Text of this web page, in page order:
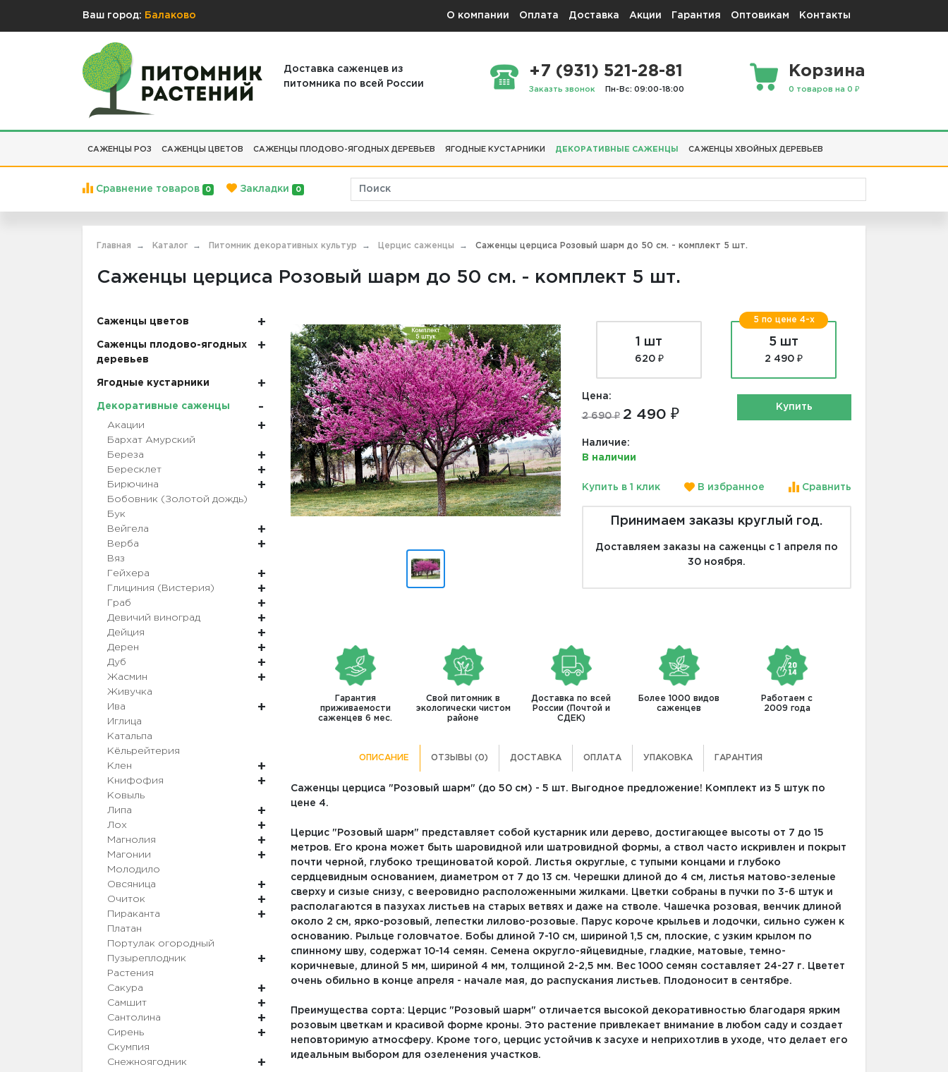
Ваш город: Балаково О компании Оплата Доставка Акции Гарантия Оптовикам Контакты
Доставка саженцев из
питомника по всей России
+7 (931) 521-28-81
Заказть звонок Пн-Вс: 09:00-18:00
Корзина
0 товаров на 0 ₽
САЖЕНЦЫ РОЗ САЖЕНЦЫ ЦВЕТОВ САЖЕНЦЫ ПЛОДОВО-ЯГОДНЫХ ДЕРЕВЬЕВ ЯГОДНЫЕ КУСТАРНИКИ ДЕКОРАТИВНЫЕ САЖЕНЦЫ САЖЕНЦЫ ХВОЙНЫХ ДЕРЕВЬЕВ
Сравнение товаров 0 Закладки 0
Главная Каталог Питомник декоративных культур Церцис саженцы Саженцы церциса Розовый шарм до 50 см. - комплект 5 шт.
Саженцы церциса Розовый шарм до 50 см. - комплект 5 шт.
Саженцы цветов
Саженцы плодово-ягодных
деревьев
Ягодные кустарники
Декоративные саженцы
Акации
Бархат Амурский
Береза
Бересклет
Бирючина
Бобовник (Золотой дождь)
Бук
Вейгела
Верба
Вяз
Гейхера
Глициния (Вистерия)
Граб
Девичий виноград
Дейция
Дерен
Дуб
Жасмин
Живучка
Ива
Иглица
Катальпа
Кёльрейтерия
Клен
Книфофия
Ковыль
Липа
Лох
Магнолия
Магонии
Молодило
Овсяница
Очиток
Пираканта
Платан
Портулак огородный
Пузыреплодник
Растения
Сакура
Самшит
Сантолина
Сирень
Скумпия
Снежноягодник
1 шт
620 ₽
5 по цене 4-х
5 шт
2 490 ₽
Цена:
2 690 ₽ 2 490 ₽
Наличие:
В наличии
Купить
Купить в 1 клик В избранное Сравнить
Принимаем заказы круглый год.
Доставляем заказы на саженцы с 1 апреля по
30 ноября.
Гарантия
приживаемости
саженцев 6 мес.
Свой питомник в
экологически чистом
районе
Доставка по всей
России (Почтой и
СДЕК)
Более 1000 видов
саженцев
Работаем с
2009 года
ОПИСАНИЕ ОТЗЫВЫ (0) ДОСТАВКА ОПЛАТА УПАКОВКА ГАРАНТИЯ
Саженцы церциса "Розовый шарм" (до 50 см) - 5 шт. Выгодное предложение! Комплект из 5 штук по
цене 4.
Церцис "Розовый шарм" представляет собой кустарник или дерево, достигающее высоты от 7 до 15
метров. Его крона может быть шаровидной или шатровидной формы, а ствол часто искривлен и покрыт
почти черной, глубоко трещиноватой корой. Листья округлые, с тупыми концами и глубоко
сердцевидным основанием, диаметром от 7 до 13 см. Черешки длиной до 4 см, листья матово-зеленые
сверху и сизые снизу, с вееровидно расположенными жилками. Цветки собраны в пучки по 3-6 штук и
располагаются в пазухах листьев на старых ветвях и даже на стволе. Чашечка розовая, венчик длиной
около 2 см, ярко-розовый, лепестки лилово-розовые. Парус короче крыльев и лодочки, сильно сужен к
основанию. Рыльце головчатое. Бобы длиной 7-10 см, шириной 1,5 см, плоские, с узким крылом по
спинному шву, содержат 10-14 семян. Семена округло-яйцевидные, гладкие, матовые, темно-
коричневые, длиной 5 мм, шириной 4 мм, толщиной 2-2,5 мм. Вес 1000 семян составляет 24-27 г. Цветет
очень обильно в конце апреля - начале мая, до распускания листьев. Плодоносит в сентябре.
Преимущества сорта: Церцис "Розовый шарм" отличается высокой декоративностью благодаря ярким
розовым цветкам и красивой форме кроны. Это растение привлекает внимание в любом саду и создает
неповторимую атмосферу. Кроме того, церцис устойчив к засухе и неприхотлив в уходе, что делает его
идеальным выбором для озеленения участков.